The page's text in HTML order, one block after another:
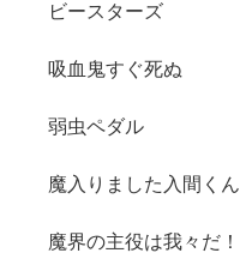
ビースターズ
吸血鬼すぐ死ぬ
弱虫ペダル
魔入りました入間くん
魔界の主役は我々だ！